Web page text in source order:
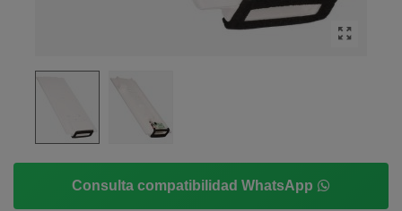
Consulta compatibilidad WhatsApp